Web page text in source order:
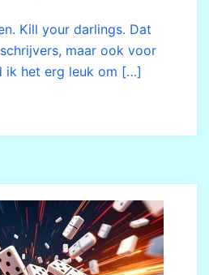
Kill your darlings. Dat
maar ook voor
ik het erg leuk om […]